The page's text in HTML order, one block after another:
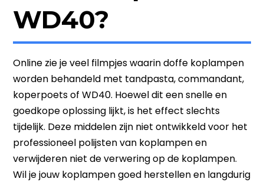
WD40?
Online zie je veel filmpjes waarin doffe koplampen
worden behandeld met tandpasta, commandant,
koperpoets of WD40. Hoewel dit een snelle en
goedkope oplossing lijkt, is het effect slechts
tijdelijk. Deze middelen zijn niet ontwikkeld voor het
professioneel polijsten van koplampen en
verwijderen niet de verwering op de koplampen.
Wil je jouw koplampen goed herstellen en langdurig